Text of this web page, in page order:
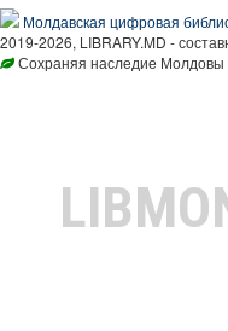
Молдавская цифровая
2019-2026, LIBRARY.MD -
Сохраняя наследие Молдовы